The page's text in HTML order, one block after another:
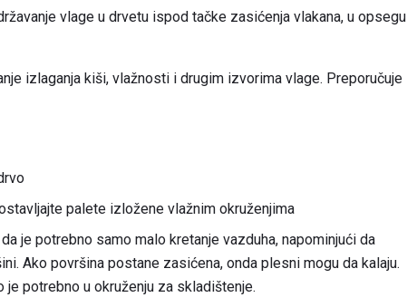
vlage u drvetu ispod tačke zasićenja vlakana, u opsegu
izlaganja kiši, vlažnosti i drugim izvorima vlage. Preporučuje
palete izložene vlažnim okruženjima
je potrebno samo malo kretanje vazduha, napominjući da
Ako površina postane zasićena, onda plesni mogu da kalaju.
potrebno u okruženju za skladištenje.